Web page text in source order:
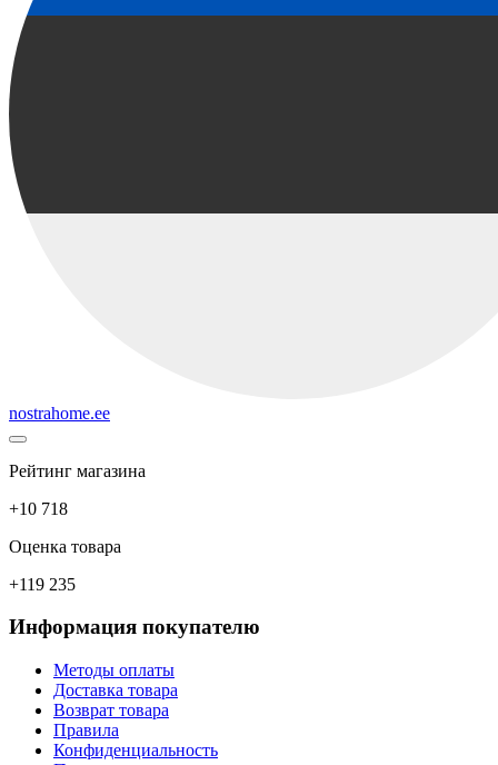
nostrahome.ee
Рейтинг магазина
+10 718
Оценка товара
+119 235
Информация покупателю
Методы оплаты
Доставка товара
Возврат товара
Правила
Конфиденциальность